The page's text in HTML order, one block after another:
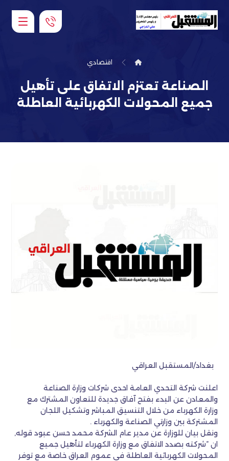
اقتصادي
الصناعة تعتزم الاتفاق على تأهيل
جميع المحولات الكهربائية العاطلة
بغداد/المستقبل العراقي
اعلنت شركة التحدي العامة احدى شركات وزارة الصناعة
والمعادن عن البدء بفتح آفاق جديدة للتعاون المشترك مع
وزارة الكهرباء من خلال التنسيق المباشر وتشكيل اللجان
المشتركة بين وزارتي الصناعة والكهرباء .
ونقل بيان للوزارة عن مدير عام الشركة محمد حسن عبود قوله,
ان “شركته بصدد الاتفاق مع وزارة الكهرباء لتأهيل جميع
المحولات الكهربائية العاطلة في عموم العراق خاصة مع توفر